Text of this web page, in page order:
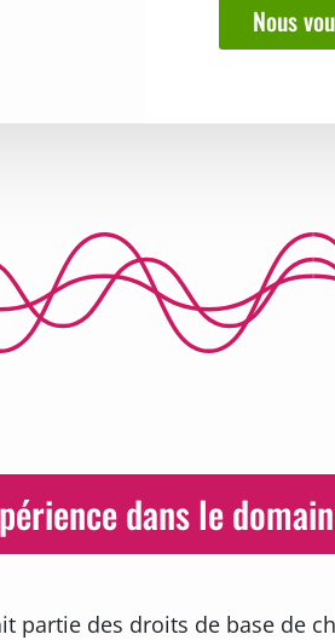
Nous
dans le
partie des droits de base de